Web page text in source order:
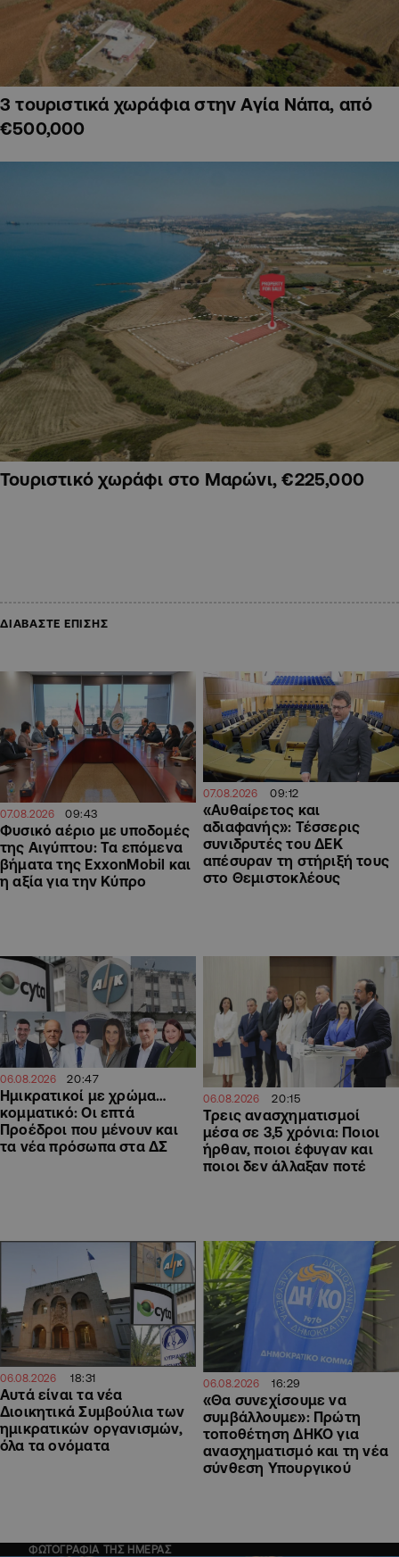
3 τουριστικά χωράφια στην Αγία Νάπα, από
€500,000
Τουριστικό χωράφι στο Μαρώνι, €225,000
ΔΙΑΒΑΣΤΕ ΕΠΙΣΗΣ
07.08.2026 09:43
Φυσικό αέριο με υποδομές
της Αιγύπτου: Τα επόμενα
βήματα της ExxonMobil και
η αξία για την Κύπρο
07.08.2026 09:12
«Αυθαίρετος και
αδιαφανής»: Τέσσερις
συνιδρυτές του ΔΕΚ
απέσυραν τη στήριξή τους
στο Θεμιστοκλέους
06.08.2026 20:47
Ημικρατικοί με χρώμα…
κομματικό: Οι επτά
Προέδροι που μένουν και
τα νέα πρόσωπα στα ΔΣ
06.08.2026 20:15
Τρεις ανασχηματισμοί
μέσα σε 3,5 χρόνια: Ποιοι
ήρθαν, ποιοι έφυγαν και
ποιοι δεν άλλαξαν ποτέ
06.08.2026 18:31
Αυτά είναι τα νέα
Διοικητικά Συμβούλια των
ημικρατικών οργανισμών,
όλα τα ονόματα
06.08.2026 16:29
«Θα συνεχίσουμε να
συμβάλλουμε»: Πρώτη
τοποθέτηση ΔΗΚΟ για
ανασχηματισμό και τη νέα
σύνθεση Υπουργικού
ΦΩΤΟΓΡΑΦΙΑ ΤΗΣ ΗΜΕΡΑΣ